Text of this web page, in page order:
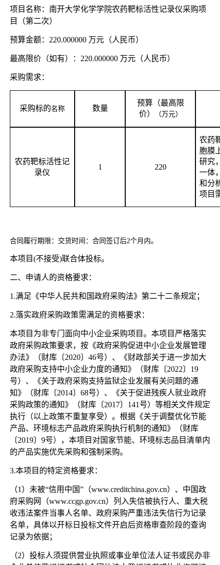
项目名称：南开大学化学学院农药靶标活性记录仪采购项
目（第二次）
预算金额： 220.000000 万元（人民币）
最高限价（如有）： 220.000000 万元（人民币）
采购需求：
采购标的名称 数量
预算（最高限
价）
（万元）
农药靶标活性记
录仪
1 220
农药
胞膜
研究
一体
和分
项目
合同履行期限：交货时间：合同签订后2个月内。
本项目(不接受)联合体投标。
二、申请人的资格要求：
1.满足《中华人民共和国政府采购法》第二十二条规定；
2.落实政府采购政策需满足的资格要求：
本项目为非专门面向中小企业采购项目。本项目严格落实
政府采购政策要求，按《政府采购促进中小企业发展管理
办法》（财库〔2020〕46号）、《财政部关于进一步加大
政府采购支持中小企业力度的通知》（财库〔2022〕19
号）、《关于政府采购支持监狱企业发展有关问题的通
知》（财库〔2014〕68号）、《关于促进残疾人就业政府
采购政策的通知》（财库〔2017〕141号）等相关文件规定
执行（以上政策不重复享受）。根据《关于调整优化节能
产品、环境标志产品政府采购执行机制的通知》（财库
〔2019〕9号），本项目对国家节能、环境标志品目清单内
的产品实施优先采购和强制采购。
3.本项目的特定资格要求：
（1）未被“信用中国”（www.creditchina.gov.cn）、中国政
府采购网（www.ccgp.gov.cn）列入失信被执行人、重大税
收违法案件当事人名单、政府采购严重违法失信行为记录
名单，具体以开标日投标文件开启后资格审查阶段的查询
记录为依据；
（2）投标人须提供营业执照或事业单位法人证书或民办非